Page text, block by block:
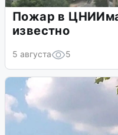
Пожар в
известно
5 августа 5